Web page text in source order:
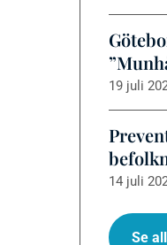
19 juli
14 juli
Se